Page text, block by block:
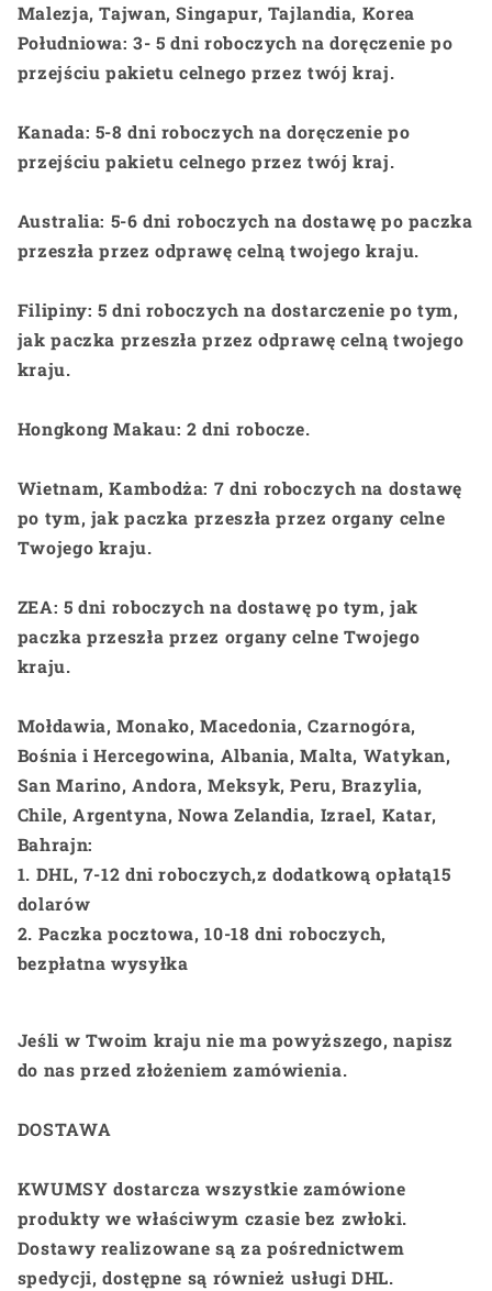
Malezja, Tajwan, Singapur, Tajlandia, Korea
Południowa: 3- 5 dni roboczych na doręczenie po
przejściu pakietu celnego przez twój kraj.
Kanada: 5-8 dni roboczych na doręczenie po
przejściu pakietu celnego przez twój kraj.
Australia: 5-6 dni roboczych na dostawę po paczka
przeszła przez odprawę celną twojego kraju.
Filipiny: 5 dni roboczych na dostarczenie po tym,
jak paczka przeszła przez odprawę celną twojego
kraju.
Hongkong Makau: 2 dni robocze.
Wietnam, Kambodża: 7 dni roboczych na dostawę
po tym, jak paczka przeszła przez organy celne
Twojego kraju.
ZEA: 5 dni roboczych na dostawę po tym, jak
paczka przeszła przez organy celne Twojego
kraju.
Mołdawia, Monako, Macedonia, Czarnogóra,
Bośnia i Hercegowina, Albania, Malta, Watykan,
San Marino, Andora, Meksyk, Peru, Brazylia,
Chile, Argentyna, Nowa Zelandia, Izrael, Katar,
Bahrajn:
1. DHL, 7-12 dni roboczych,z dodatkową opłatą15
dolarów
2. Paczka pocztowa, 10-18 dni roboczych,
bezpłatna wysyłka
Jeśli w Twoim kraju nie ma powyższego, napisz
do nas przed złożeniem zamówienia.
DOSTAWA
KWUMSY dostarcza wszystkie zamówione
produkty we właściwym czasie bez zwłoki.
Dostawy realizowane są za pośrednictwem
spedycji, dostępne są również usługi DHL.